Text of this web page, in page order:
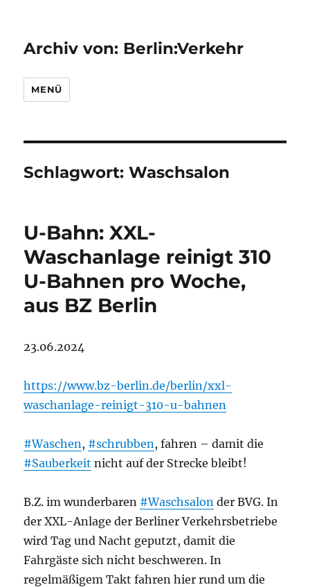
Archiv von: Berlin:Verkehr
MENÜ
Schlagwort:Waschsalon
U-Bahn: XXL-
Waschanlage reinigt 310
U-Bahnen pro Woche,
aus BZ Berlin
23.06.2024
https://www.bz-berlin.de/berlin/xxl-
waschanlage-reinigt-310-u-bahnen
#Waschen, #schrubben, fahren – damit die
#Sauberkeit nicht auf der Strecke bleibt!
B.Z. im wunderbaren #Waschsalon der BVG. In
der XXL-Anlage der Berliner Verkehrsbetriebe
wird Tag und Nacht geputzt, damit die
Fahrgäste sich nicht beschweren. In
regelmäßigem Takt fahren hier rund um die